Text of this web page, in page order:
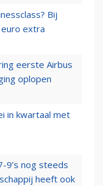
Bij
extra
eerste Airbus
oplopen
in kwartaal met
9’s nog steeds
heeft ook